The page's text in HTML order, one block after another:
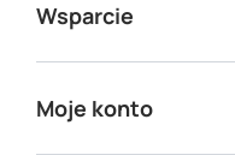
Wsparcie
Moje konto